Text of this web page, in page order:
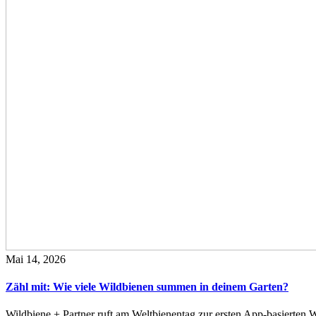
Mai 14, 2026
Zähl mit: Wie viele Wildbienen summen in deinem Garten?